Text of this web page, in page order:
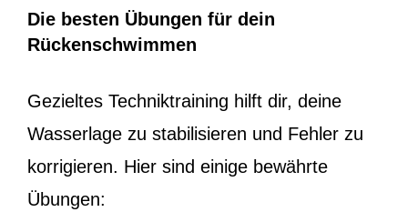
Die besten Übungen für dein
Rückenschwimmen
Gezieltes Techniktraining hilft dir, deine
Wasserlage zu stabilisieren und Fehler zu
korrigieren. Hier sind einige bewährte
Übungen: